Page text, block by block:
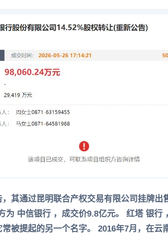
其通过昆明联合产权交易有限公司挂牌出
中信银行 ，成交价9.8亿元。 红塔 银行
被提起的另一个名字。 2016年7月，在云